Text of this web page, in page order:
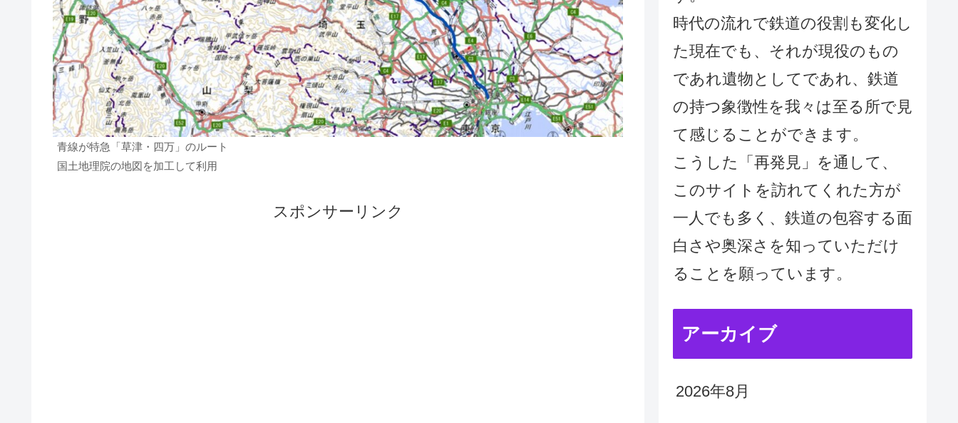
青線が特急「草津・四万」のルート
国土地理院の地図を加工して利用
スポンサーリンク
時代の流れで鉄道の役割も変化し
た現在でも、それが現役のもの
であれ遺物としてであれ、鉄道
の持つ象徴性を我々は至る所で見
て感じることができます。
こうした「再発見」を通して、
このサイトを訪れてくれた方が
一人でも多く、鉄道の包容する面
白さや奥深さを知っていただけ
ることを願っています。
アーカイブ
2026年8月